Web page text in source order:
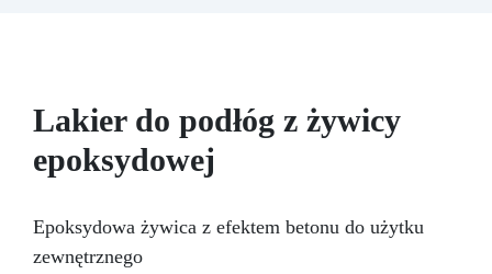
Lakier do podłóg z żywicy
epoksydowej
Epoksydowa żywica z efektem betonu do użytku
zewnętrznego